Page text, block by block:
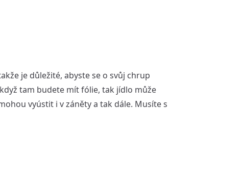
je důležité, abyste se o svůj chrup
tam budete mít fólie, tak jídlo může
vyústit i v záněty a tak dále. Musíte s